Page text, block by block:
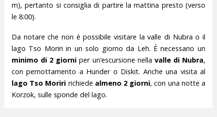
m), pertanto si consiglia di partire la mattina presto (verso
le 8:00).
Da notare che non è possibile visitare la valle di Nubra o il
lago Tso Moriri in un solo giorno da Leh. È necessario un
minimo di 2 giorni per un’escursione nella valle di Nubra,
con pernottamento a Hunder o Diskit. Anche una visita al
lago Tso Moriri richiede almeno 2 giorni, con una notte a
Korzok, sulle sponde del lago.